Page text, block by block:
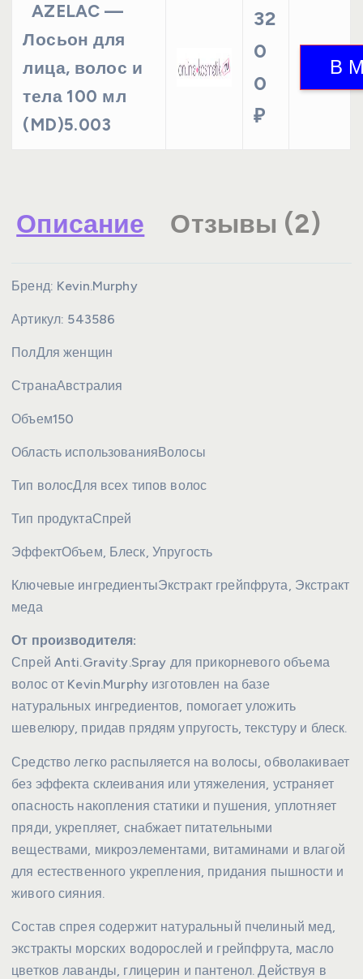
AZELAC —
Лосьон для
лица, волос и
тела 100 мл
(MD)5.003
32
0
0
₽
Описание Отзывы (2)
Бренд: Kevin.Murphy
Артикул: 543586
ПолДля женщин
СтранаАвстралия
Объем150
Область использованияВолосы
Тип волосДля всех типов волос
Тип продуктаСпрей
ЭффектОбъем, Блеск, Упругость
Ключевые ингредиентыЭкстракт грейпфрута, Экстракт
меда
От производителя:
Спрей Anti.Gravity.Spray для прикорневого объема
волос от Kevin.Murphy изготовлен на базе
натуральных ингредиентов, помогает уложить
шевелюру, придав прядям упругость, текстуру и блеск.
Средство легко распыляется на волосы, обволакивает
без эффекта склеивания или утяжеления, устраняет
опасность накопления статики и пушения, уплотняет
пряди, укрепляет, снабжает питательными
веществами, микроэлементами, витаминами и влагой
для естественного укрепления, придания пышности и
живого сияния.
Состав спрея содержит натуральный пчелиный мед,
экстракты морских водорослей и грейпфрута, масло
цветков лаванды, глицерин и пантенол. Действуя в